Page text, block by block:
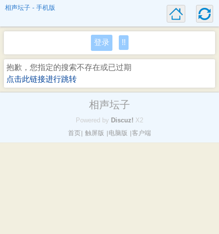
相声坛子 - 手机版
登录 !!
抱歉，您指定的搜索不存在或已过期
点击此链接进行跳转
相声坛子
Powered by Discuz! X2
首页 触屏版 电脑版 客户端